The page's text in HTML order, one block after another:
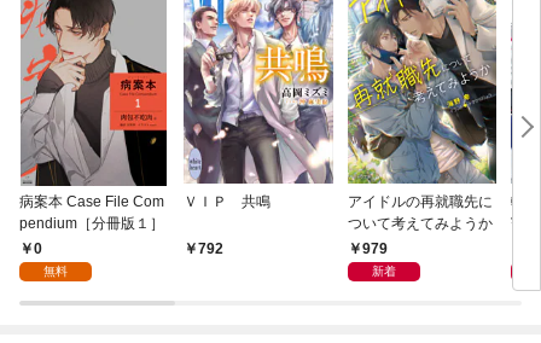
病案本 Case File Com
pendium［分冊版１］
0
無料
ＶＩＰ 共鳴
792
アイドルの再就職先に
ついて考えてみようか
979
新着
転
寵